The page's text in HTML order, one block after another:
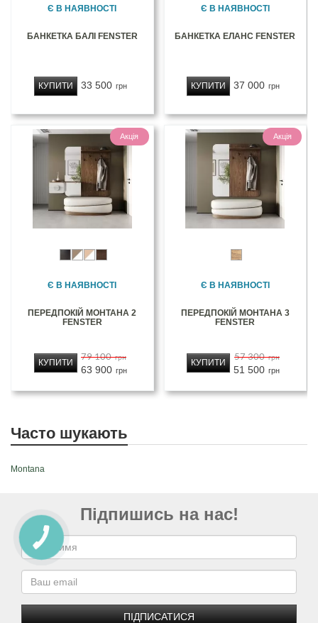
Є В НАЯВНОСТІ
БАНКЕТКА БАЛІ FENSTER
33 500 грн
КУПИТИ
Є В НАЯВНОСТІ
БАНКЕТКА ЕЛАНС FENSTER
37 000 грн
КУПИТИ
Акція
Є В НАЯВНОСТІ
ПЕРЕДПОКІЙ МОНТАНА 2
FENSTER
79 100 грн
63 900 грн
КУПИТИ
Акція
Є В НАЯВНОСТІ
ПЕРЕДПОКІЙ МОНТАНА 3
FENSTER
57 300 грн
51 500 грн
КУПИТИ
Часто шукають
Montana
Підпишись на нас!
ПІДПИСАТИСЯ